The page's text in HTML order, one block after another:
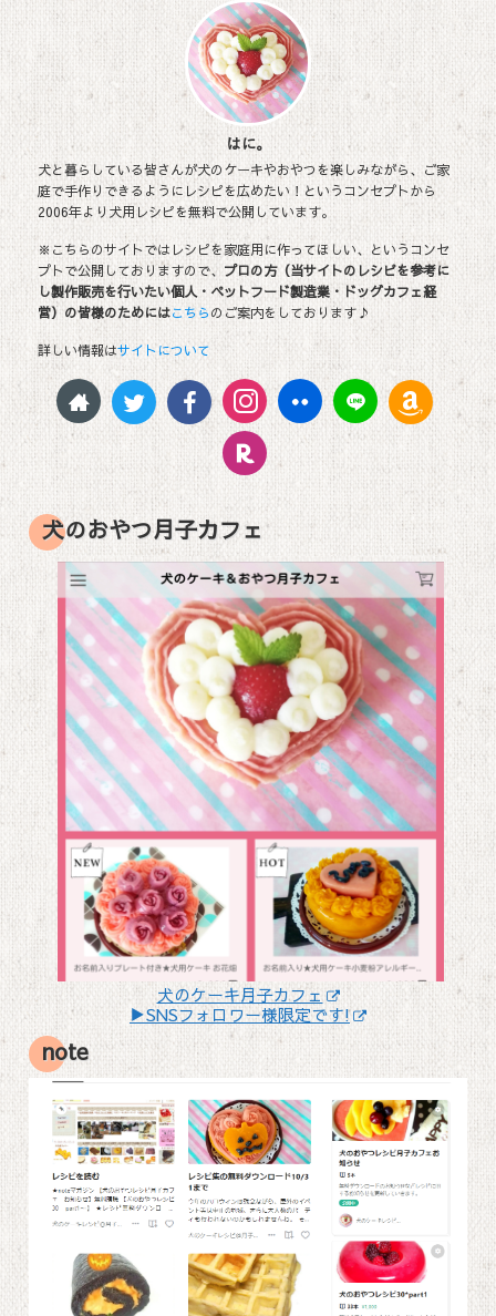
はに。
犬と暮らしている皆さんが犬のケーキやおやつを楽しみながら、ご家
庭で手作りできるようにレシピを広めたい！というコンセプトから
2006年より犬用レシピを無料で公開しています。
※こちらのサイトではレシピを家庭用に作ってほしい、というコンセ
プトで公開しておりますので、 プロの方（当サイトのレシピを参考に
し製作販売を行いたい個人・ペットフード製造業・ドッグカフェ経
営）の皆様のためにはこちらのご案内をしております♪
詳しい情報はサイトについて
犬のおやつ月子カフェ
犬のケーキ月子カフェ
▶SNSフォロワー様限定です!
note